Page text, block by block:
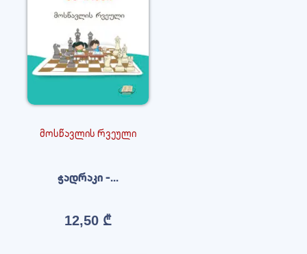
მოსწავლის რვეული
ჭადრაკი –...
12,50 ₾